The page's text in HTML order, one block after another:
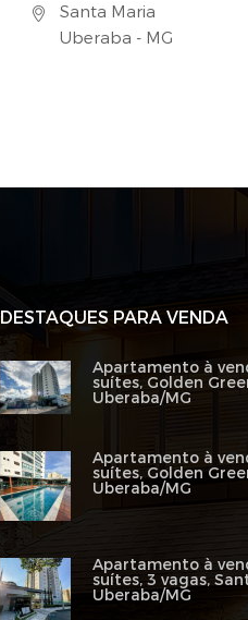
Santa Maria
Uberaba - MG
DESTAQUES PARA VENDA
Apartamento à
suítes, Golden
Uberaba/MG
Apartamento à
suítes, Golden
Uberaba/MG
Apartamento à
suítes, 3 vagas,
Uberaba/MG